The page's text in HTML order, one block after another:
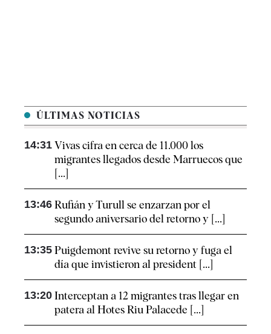
ÚLTIMAS NOTICIAS
14:31 Vivas cifra en cerca de 11.000 los
migrantes llegados desde Marruecos que
[...]
13:46 Rufián y Turull se enzarzan por el
segundo aniversario del retorno y [...]
13:35 Puigdemont revive su retorno y fuga el
día que invistieron al president [...]
13:20 Interceptan a 12 migrantes tras llegar en
patera al Hotes Riu Palacede [...]